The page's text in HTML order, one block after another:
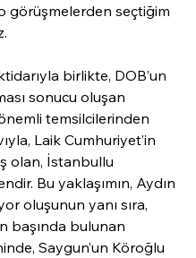
görüşmelerden seçtiğim
birlikte, DOB’un
sonucu oluşan
temsilcilerinden
Laik Cumhuriyet’in
olan, İstanbullu
Bu yaklaşımın, Aydın
oluşunun yanı sıra,
başında bulunan
Saygun’un Köroğlu